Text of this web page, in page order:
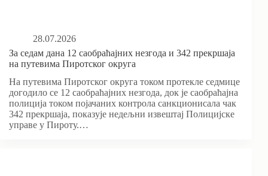
28.07.2026
За седам дана 12 саобраћајних незгода и 342 прекршаја
на путевима Пиротског округа
На путевима Пиротског округа током протекле седмице
догодило се 12 саобраћајних незгода, док је саобраћајна
полиција током појачаних контрола санкционисала чак
342 прекршаја, показује недељни извештај Полицијске
управе у Пироту.…